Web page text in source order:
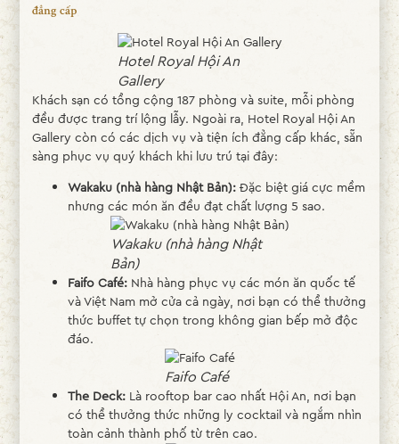
đẳng cấp
Hotel Royal Hội An
Gallery
Khách sạn có tổng cộng 187 phòng và suite, mỗi phòng
đều được trang trí lộng lẫy. Ngoài ra, Hotel Royal Hội An
Gallery còn có các dịch vụ và tiện ích đẳng cấp khác, sẵn
sàng phục vụ quý khách khi lưu trú tại đây:
Wakaku (nhà hàng Nhật Bản):Đặc biệt giá cực mềm
nhưng các món ăn đều đạt chất lượng 5 sao.
Wakaku (nhà hàng Nhật
Bản)
Faifo Café:Nhà hàng phục vụ các món ăn quốc tế
và Việt Nam mở cửa cả ngày, nơi bạn có thể thưởng
thức buffet tự chọn trong không gian bếp mở độc
đáo.
Faifo Café
The Deck:Là rooftop bar cao nhất Hội An, nơi bạn
có thể thưởng thức những ly cocktail và ngắm nhìn
toàn cảnh thành phố từ trên cao.